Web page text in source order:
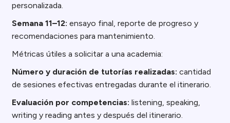
personalizada.
Semana 11–12: ensayo final, reporte de progreso y
recomendaciones para mantenimiento.
Métricas útiles a solicitar a una academia:
Número y duración de tutorías realizadas: cantidad
de sesiones efectivas entregadas durante el itinerario.
Evaluación por competencias: listening, speaking,
writing y reading antes y después del itinerario.